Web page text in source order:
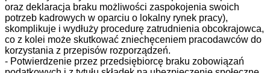
oraz deklaracja braku możliwości zaspokojenia swoich
potrzeb kadrowych w oparciu o lokalny rynek pracy),
skomplikuje i wydłuży procedurę zatrudnienia obcokrajowca,
co z kolei może skutkować zniechęceniem pracodawców do
korzystania z przepisów rozporządzeń.
- Potwierdzenie przez przedsiębiorcę braku zobowiązań